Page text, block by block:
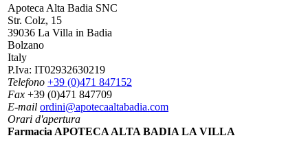
Apoteca Alta Badia SNC
Str. Colz, 15
39036 La Villa in Badia
Bolzano
Italy
P.Iva: IT02932630219
Telefono +39 (0)471 847152
Fax +39 (0)471 847709
E-mail ordini@apotecaaltabadia.com
Orari d'apertura
Farmacia APOTECA ALTA BADIA LA VILLA